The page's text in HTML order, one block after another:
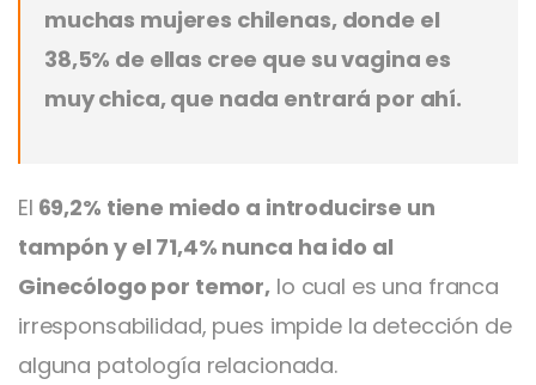
muchas mujeres chilenas, donde el
38,5% de ellas cree que su vagina es
muy chica, que nada entrará por ahí.
El 69,2% tiene miedo a introducirse un
tampón y el 71,4% nunca ha ido al
Ginecólogo por temor, lo cual es una franca
irresponsabilidad, pues impide la detección de
alguna patología relacionada.